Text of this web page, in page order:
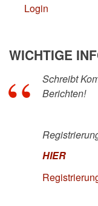
Login
WICHTIGE
Schreibt
Berichten!
HIER